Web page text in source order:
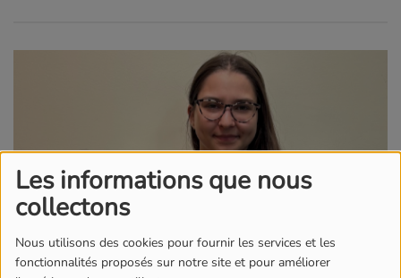
Les informations que nous
collectons
Nous utilisons des cookies pour fournir les services et les
fonctionnalités proposés sur notre site et pour améliorer